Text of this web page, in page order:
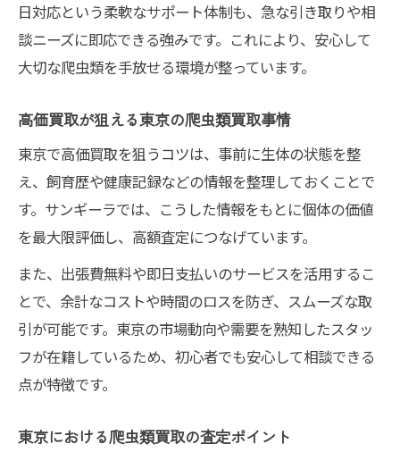
日対応という柔軟なサポート体制も、急な引き取りや相
談ニーズに即応できる強みです。これにより、安心して
大切な爬虫類を手放せる環境が整っています。
高価買取が狙える東京の爬虫類買取事情
東京で高価買取を狙うコツは、事前に生体の状態を整
え、飼育歴や健康記録などの情報を整理しておくことで
す。サンギーラでは、こうした情報をもとに個体の価値
を最大限評価し、高額査定につなげています。
また、出張費無料や即日支払いのサービスを活用するこ
とで、余計なコストや時間のロスを防ぎ、スムーズな取
引が可能です。東京の市場動向や需要を熟知したスタッ
フが在籍しているため、初心者でも安心して相談できる
点が特徴です。
東京における爬虫類買取の査定ポイント